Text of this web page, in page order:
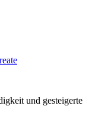
und gesteigerte